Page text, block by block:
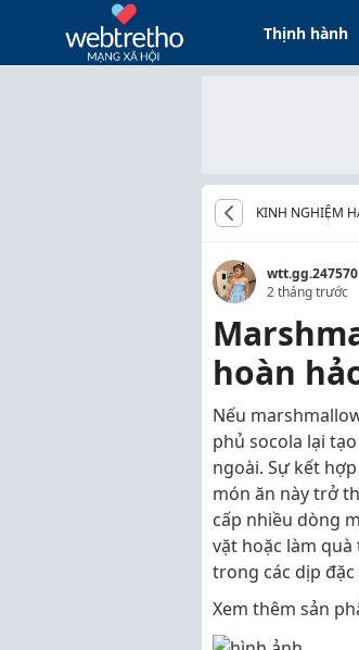
Thịnh hành
KINH NGHIỆM
wtt.gg.247570
2 tháng trước
hoàn
Nếu
phủ socola lại
ngoài. Sự kết
món ăn này trở
cấp nhiều dòng
vặt hoặc làm
trong các dịp đặc
Xem thêm sản